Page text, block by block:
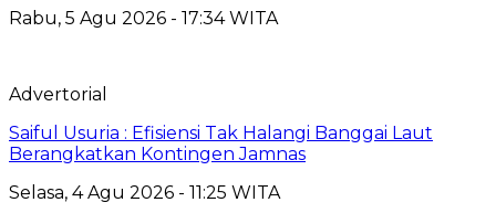
Rabu, 5 Agu 2026 - 17:34 WITA
Advertorial
Saiful Usuria : Efisiensi Tak Halangi Banggai Laut
Berangkatkan Kontingen Jamnas
Selasa, 4 Agu 2026 - 11:25 WITA